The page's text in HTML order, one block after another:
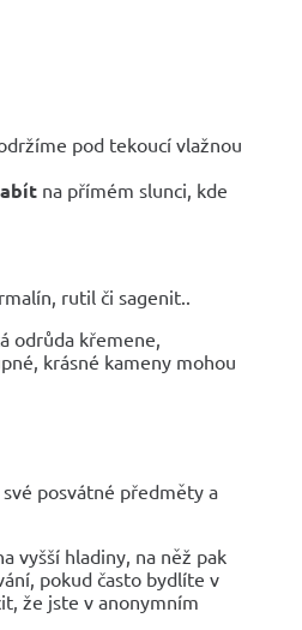
pod tekoucí vlažnou
na přímém slunci, kde
rutil či sagenit..
odrůda křemene,
krásné kameny mohou
posvátné předměty a
vyšší hladiny, na něž pak
pokud často bydlíte v
že jste v anonymním